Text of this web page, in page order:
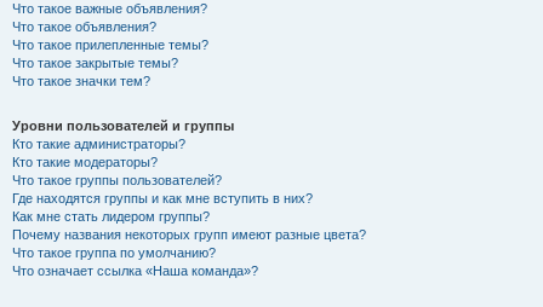
Что такое важные объявления?
Что такое объявления?
Что такое прилепленные темы?
Что такое закрытые темы?
Что такое значки тем?
Уровни пользователей и группы
Кто такие администраторы?
Кто такие модераторы?
Что такое группы пользователей?
Где находятся группы и как мне вступить в них?
Как мне стать лидером группы?
Почему названия некоторых групп имеют разные цвета?
Что такое группа по умолчанию?
Что означает ссылка «Наша команда»?